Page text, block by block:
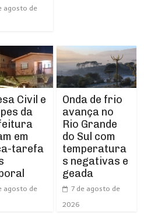
agosto de
Civil e
da
em
tarefa
agosto de
Onda de frio
avança no
Rio Grande
do Sul com
temperatura
s negativas e
geada
7 de agosto de
2026